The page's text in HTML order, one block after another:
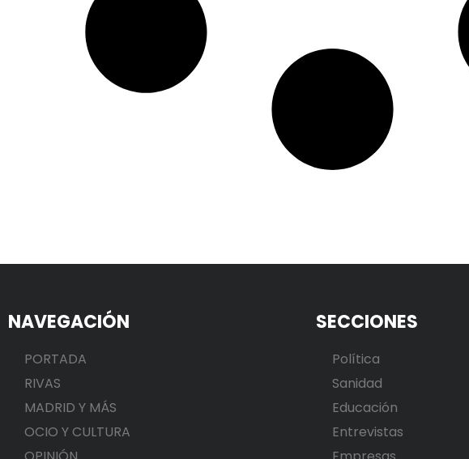
NAVEGACIÓN
PORTADA
RIVAS
MADRID Y MÁS
OCIO Y CULTURA
SECCIONES
Política
Sanidad
Educación
Entrevistas